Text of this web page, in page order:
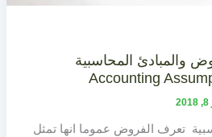
والمبادئ المحاسبية
تعرف الفروض عموما انها تمثل